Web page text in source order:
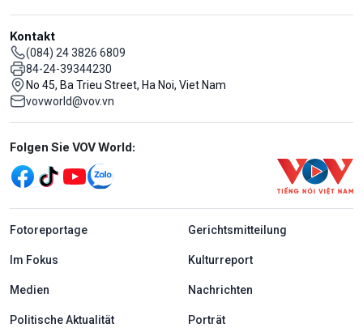
Kontakt
(084) 24 3826 6809
84-24-39344230
No 45, Ba Trieu Street, Ha Noi, Viet Nam
vovworld@vov.vn
Mạng xã hội
Folgen Sie VOV World:
menu footer tiếng Đức
Fotoreportage Gerichtsmitteilung
Im Fokus Kulturreport
Medien Nachrichten
Politische Aktualität Porträt